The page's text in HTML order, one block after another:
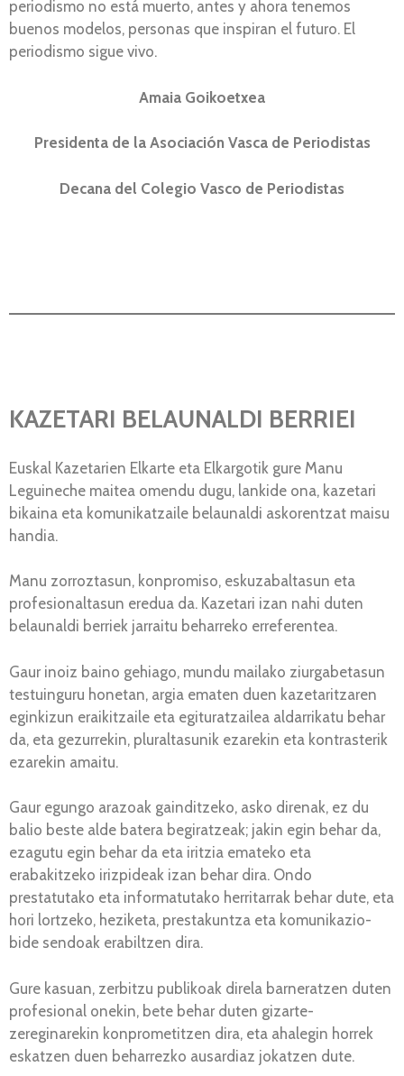
periodismo no está muerto, antes y ahora tenemos
buenos modelos, personas que inspiran el futuro. El
periodismo sigue vivo.
Amaia Goikoetxea
Presidenta de la Asociación Vasca de Periodistas
Decana del Colegio Vasco de Periodistas
KAZETARI BELAUNALDI BERRIEI
Euskal Kazetarien Elkarte eta Elkargotik gure Manu
Leguineche maitea omendu dugu, lankide ona, kazetari
bikaina eta komunikatzaile belaunaldi askorentzat maisu
handia.
Manu zorroztasun, konpromiso, eskuzabaltasun eta
profesionaltasun eredua da. Kazetari izan nahi duten
belaunaldi berriek jarraitu beharreko erreferentea.
Gaur inoiz baino gehiago, mundu mailako ziurgabetasun
testuinguru honetan, argia ematen duen kazetaritzaren
eginkizun eraikitzaile eta egituratzailea aldarrikatu behar
da, eta gezurrekin, pluraltasunik ezarekin eta kontrasterik
ezarekin amaitu.
Gaur egungo arazoak gainditzeko, asko direnak, ez du
balio beste alde batera begiratzeak; jakin egin behar da,
ezagutu egin behar da eta iritzia emateko eta
erabakitzeko irizpideak izan behar dira. Ondo
prestatutako eta informatutako herritarrak behar dute, eta
hori lortzeko, heziketa, prestakuntza eta komunikazio-
bide sendoak erabiltzen dira.
Gure kasuan, zerbitzu publikoak direla barneratzen duten
profesional onekin, bete behar duten gizarte-
zereginarekin konprometitzen dira, eta ahalegin horrek
eskatzen duen beharrezko ausardiaz jokatzen dute.